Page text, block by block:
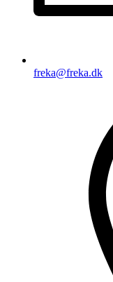
freka@freka.dk